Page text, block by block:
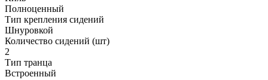
Полноценный
Тип крепления сидений
Шнуровкой
Количество сидений (шт)
2
Тип транца
Встроенный